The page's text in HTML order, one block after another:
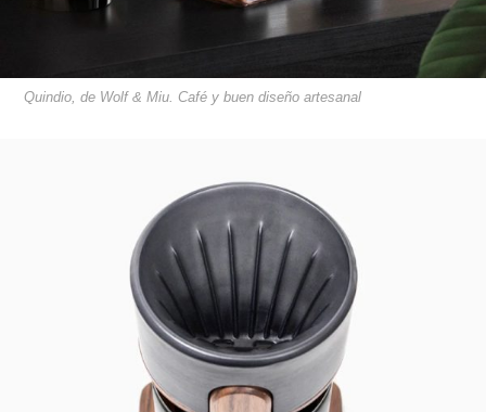
Quindio, de Wolf & Miu. Café y buen diseño artesanal